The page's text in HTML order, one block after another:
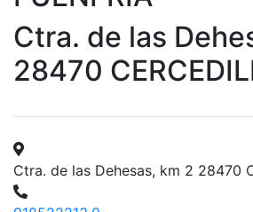
Ctra. de las
28470
Ctra. de las Dehesas, km 2 28470